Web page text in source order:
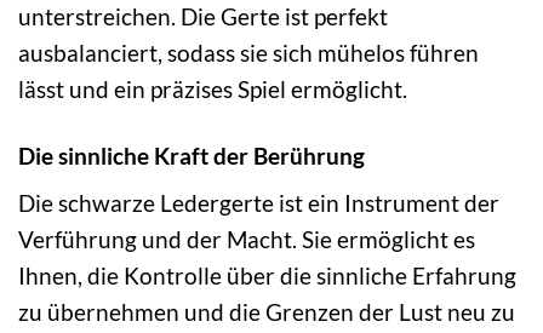
unterstreichen. Die Gerte ist perfekt
ausbalanciert, sodass sie sich mühelos führen
lässt und ein präzises Spiel ermöglicht.
Die sinnliche Kraft der Berührung
Die schwarze Ledergerte ist ein Instrument der
Verführung und der Macht. Sie ermöglicht es
Ihnen, die Kontrolle über die sinnliche Erfahrung
zu übernehmen und die Grenzen der Lust neu zu